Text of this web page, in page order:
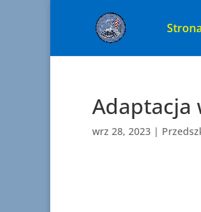
Adaptacja
wrz 28, 2023 |